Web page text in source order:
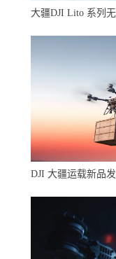
大疆DJI Lito 系列
DJI 大疆运载新品